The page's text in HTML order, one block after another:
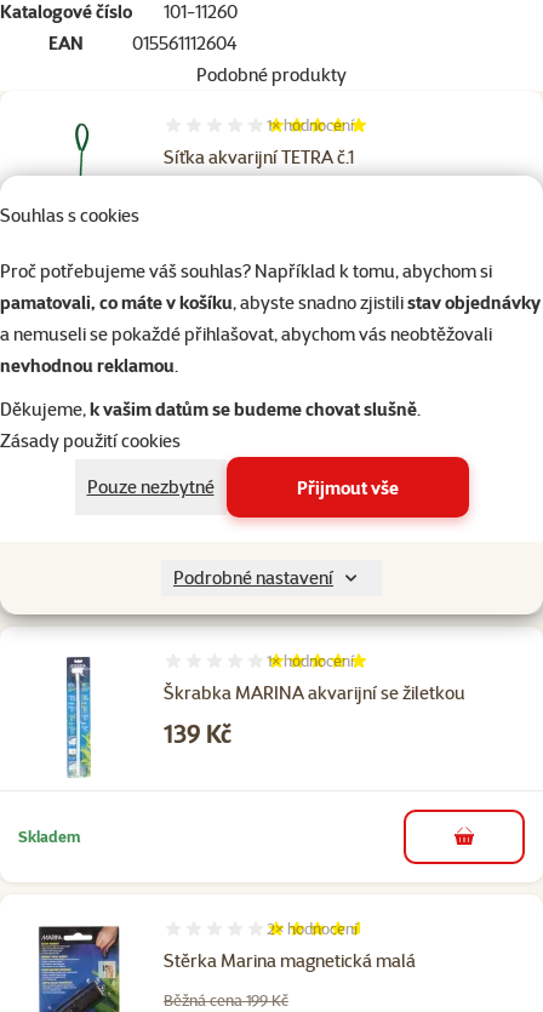
Souhlas s cookies
Proč potřebujeme váš souhlas? Například k tomu, abychom si
pamatovali, co máte v košíku, abyste snadno zjistilistav objednávky
a nemuseli se pokaždé přihlašovat, abychom vás neobtěžovali
nevhodnou reklamou.
Děkujeme,k vašim datům se budeme chovat slušně.
Zásady použití cookies
Pouze nezbytné
Přijmout vše
Podrobné nastavení
Katalogové číslo
101-11260
EAN
015561112604
Podobné produkty
Síťka akvarijní TETRA č.1
Hodnocení 100%, počet hodnocení: 1
1×hodnocení
Skladem do košíku
Hodnocení 0%
44 Kč
Škrabka MARINA akvarijní se žiletkou
Hodnocení 100%, počet hodnocení: 1
1×hodnocení
Cena
139 Kč
Skladem do košíku
Stěrka Marina magnetická malá
Hodnocení 90%, počet hodnocení: 2
2× hodnocení
Běžná cena 199 Kč